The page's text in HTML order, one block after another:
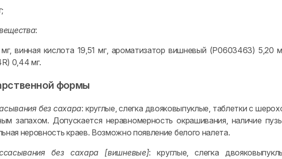
:
винная кислота 19,51 мг, ароматизатор вишневый (Р0603463) 5,20
0,44 мг.
формы
без сахара: круглые, слегка двояковыпуклые, таблетки с
запахом. Допускается неравномерность окрашивания, наличие
неровность краев. Возможно появление белого налета.
без сахара [вишневые]: круглые, слегка